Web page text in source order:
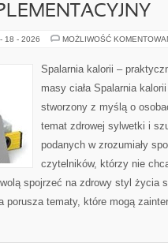
18 - 2026 MOŻLIWOŚĆ
Spalarnia kalorii –
masy ciała Spalarnia
stworzony z myślą o
temat zdrowej sylwetki i
podanych w zrozumiały
czytelników, którzy nie
spojrzeć na zdrowy styl życia
porusza tematy, które mogą